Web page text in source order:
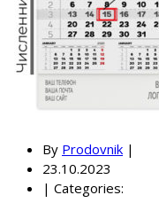
By Prodovnik |
23.10.2023
| Categories: